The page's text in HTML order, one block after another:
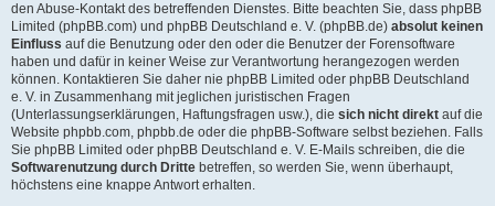
den Abuse-Kontakt des betreffenden Dienstes. Bitte beachten Sie, dass phpBB
Limited (phpBB.com) und phpBB Deutschland e. V. (phpBB.de) absolut keinen
Einfluss auf die Benutzung oder den oder die Benutzer der Forensoftware
haben und dafür in keiner Weise zur Verantwortung herangezogen werden
können. Kontaktieren Sie daher nie phpBB Limited oder phpBB Deutschland
e. V. in Zusammenhang mit jeglichen juristischen Fragen
(Unterlassungserklärungen, Haftungsfragen usw.), die sich nicht direkt auf die
Website phpbb.com, phpbb.de oder die phpBB-Software selbst beziehen. Falls
Sie phpBB Limited oder phpBB Deutschland e. V. E-Mails schreiben, die die
Softwarenutzung durch Dritte betreffen, so werden Sie, wenn überhaupt,
höchstens eine knappe Antwort erhalten.